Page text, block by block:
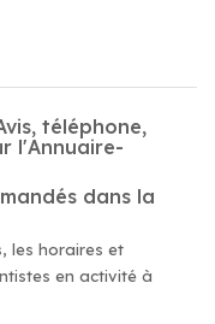
téléphone,
l'Annuaire-
dans la
les horaires et
en activité à